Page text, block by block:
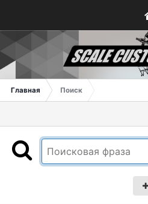
Главная Поиск